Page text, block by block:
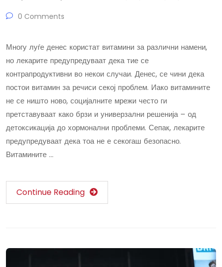
0 Comments
Многу луѓе денес користат витамини за различни намени,
но лекарите предупредуваат дека тие се
контрапродуктивни во некои случаи. Денес, се чини дека
постои витамин за речиси секој проблем. Иако витамините
не се ништо ново, социјалните мрежи често ги
претставуваат како брзи и универзални решенија – од
детоксикација до хормонални проблеми. Сепак, лекарите
предупредуваат дека тоа не е секогаш безопасно.
Витамините …
Continue Reading